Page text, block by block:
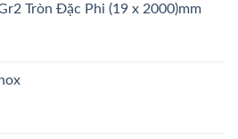
Tròn Đặc Phi (19 x 2000)mm